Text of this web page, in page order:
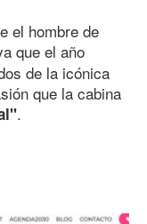
el hombre de
que el año
de la icónica
que la cabina
.